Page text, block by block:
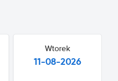
Wtorek
11-08-2026